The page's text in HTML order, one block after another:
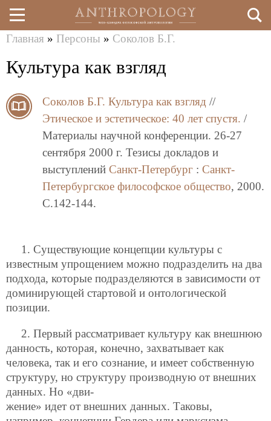
Перейти
к
содержанию
здесь
Главная » Персоны » Соколов Б.Г.
Культура как взгляд
Соколов Б.Г. Культура как взгляд //
Этическое и эстетическое: 40 лет спустя. /
Материалы научной конференции. 26-27
сентября 2000 г. Тезисы докладов и
выступлений Санкт-Петербург : Санкт-
Петербургское философское общество, 2000.
C.142-144.
1. Существующие концепции культуры с
известным упрощением можно подразделить на два
подхода, которые подразделяются в зависимости от
доминирующей стартовой и онтологической
позиции.
2. Первый рассматривает культуру как внешнюю
данность, которая, конечно, захватывает как
человека, так и его сознание, и имеет собственную
структуру, но структуру производную от внешних
данных. Но «дви-
жение» идет от внешних данных. Таковы,